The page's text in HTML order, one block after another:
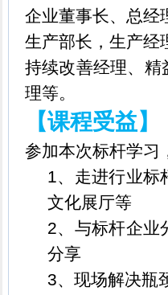
企业董事长、总经
生产部长，生产经
持续改善经理、精
理等。
【课程受益】
参加本次标杆学习
1、走进行业标
文化展厅等
2、与标杆企业
分享
3、现场解决瓶